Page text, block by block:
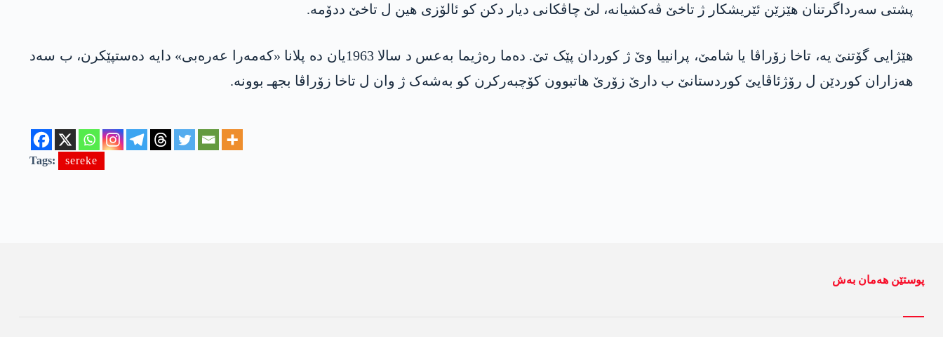
پشتی سەرداگرتنان هێزێن ئێریشکار ژ تاخێ ڤەکشیانە، لێ چاڤکانی دیار دکن کو ئالۆزی هین ل تاخێ ددۆمە.
هێژایی گۆتنێ یە، تاخا زۆراڤا یا شامێ، پرانییا وێ ژ کوردان پێک تێ. دەما رەژیما به‌عس د سالا 1963یان دە پلانا «کەمەرا عەرەبی» دایە دەستپێکرن، ب سەد
هەزاران کوردێن ل رۆژئاڤایێ کوردستانێ ب دارێ زۆرێ هاتبوون کۆچبەرکرن کو بەشەک ژ وان ل تاخا زۆراڤا بجهـ بوونە.
Tags: sereke
پوستێن ھەمان بەش